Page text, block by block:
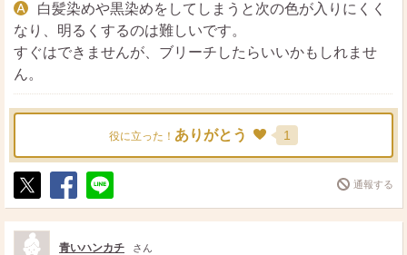
白髪染めや黒染めをしてしまうと次の色が入りにくく
なり、明るくするのは難しいです。
すぐはできませんが、ブリーチしたらいいかもしれませ
ん。
役に立った！ ありがとう 1
ポ
ス
ト
シ
ェ
送
る
通報する
青いハンカチ さん